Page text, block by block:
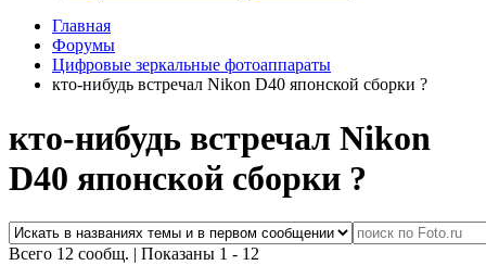
Главная
Форумы
Цифровые зеркальные фотоаппараты
кто-нибудь встречал Nikon D40 японской сборки ?
кто-нибудь встречал Nikon
D40 японской сборки ?
Всего 12 сообщ. | Показаны 1 - 12